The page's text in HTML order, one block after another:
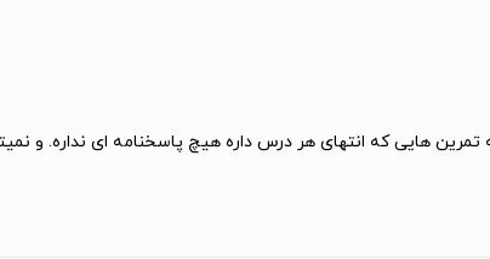
تمرین هایی که انتهای هر درس داره هیچ پاسخنامه ای نداره. و